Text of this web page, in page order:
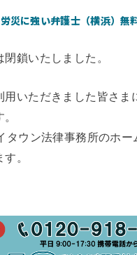
労災に強い弁護士（横浜）無
閉鎖いたしました。
用いただきました皆さま
タウン法律事務所のホー
。